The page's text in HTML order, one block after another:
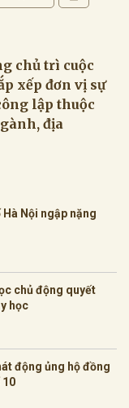
chủ trì cuộc
xếp đơn vị sự
lập thuộc
địa
Nội ngập nặng
chủ động quyết
học
động ủng hộ đồng
10